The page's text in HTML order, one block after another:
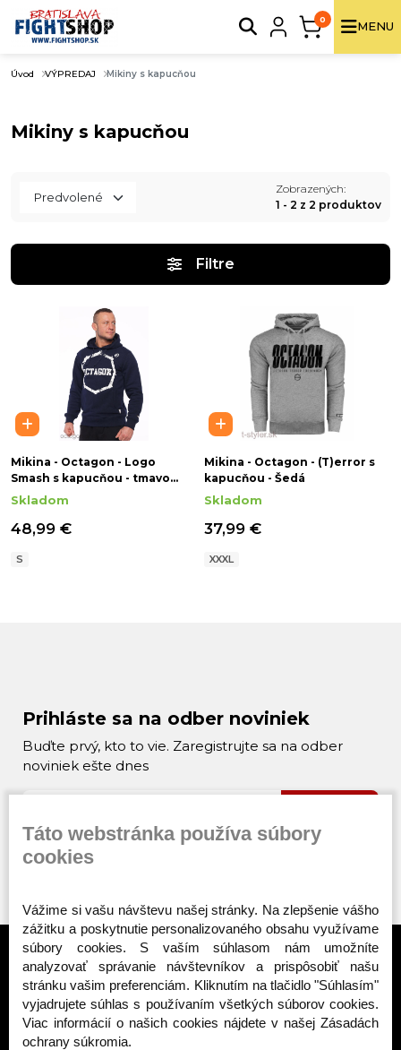
0
MENU
Úvod VÝPREDAJ Mikiny s kapucňou
Mikiny s kapucňou
Zobrazených:
1 - 2 z 2 produktov
Filtre
Mikina - Octagon - Logo
Smash s kapucňou - tmavo
modrá
Skladom
48,99 €
S
Mikina - Octagon - (T)error s
kapucňou - Šedá
Skladom
37,99 €
XXXL
Prihláste sa na odber noviniek
Buďte prvý, kto to vie. Zaregistrujte sa na odber
noviniek ešte dnes
TOP KATEGÓRIE
Táto webstránka používa súbory
cookies
Vážime si vašu návštevu našej stránky. Na zlepšenie vášho
zážitku a poskytnutie personalizovaného obsahu využívame
súbory cookies. S vaším súhlasom nám umožníte
analyzovať správanie návštevníkov a prispôsobiť našu
stránku vašim preferenciám. Kliknutím na tlačidlo "Súhlasím"
vyjadrujete súhlas s používaním všetkých súborov cookies.
Viac informácií o našich cookies nájdete v našej Zásadách
ochrany súkromia.